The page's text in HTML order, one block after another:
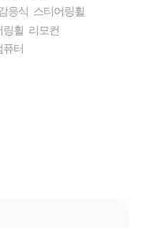
응식 스티어링휠
링휠 리모컨
퓨터